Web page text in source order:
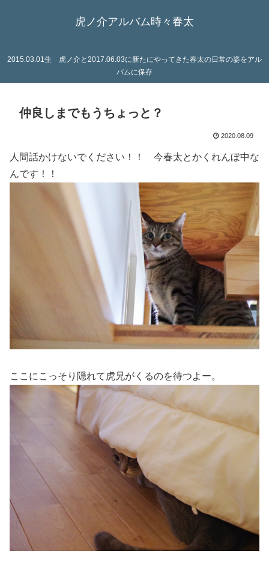
虎ノ介アルバム時々春太
2015.03.01生 虎ノ介と2017.06.03に新たにやってきた春太の日常の姿をアル
バムに保存
仲良しまでもうちょっと？
2020.08.09
人間話かけないでください！！ 今春太とかくれんぼ中な
んです！！
ここにこっそり隠れて虎兄がくるのを待つよー。